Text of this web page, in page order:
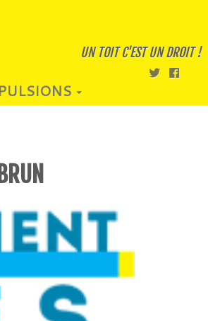
UN TOIT C'EST UN DROIT !